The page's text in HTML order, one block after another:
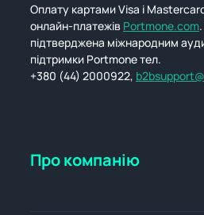
Оплату картами Visa і
онлайн-платежів Portmone.com
підтверджена міжнародним
підтримки Portmone тел.
+380 (44) 2000922,
Про компанію